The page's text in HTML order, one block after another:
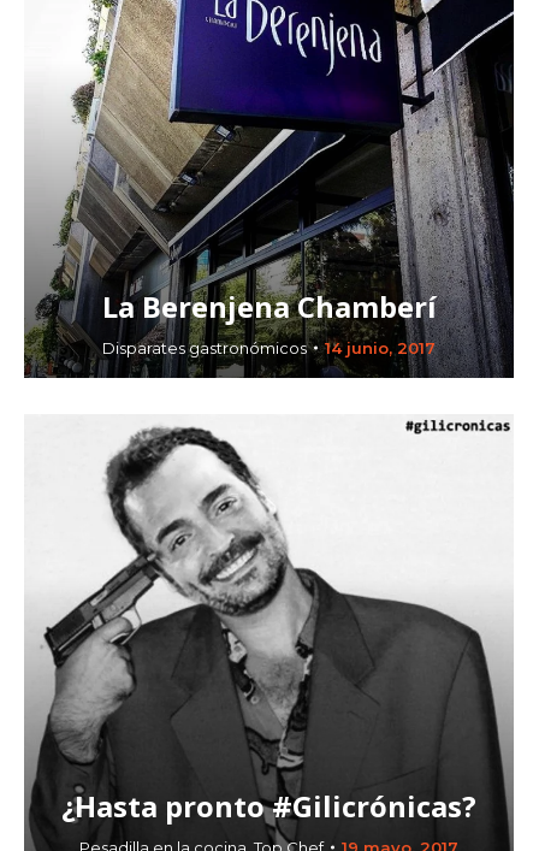
La Berenjena Chamberí
Disparates gastronómicos 14 junio, 2017
¿Hasta pronto #Gilicrónicas?